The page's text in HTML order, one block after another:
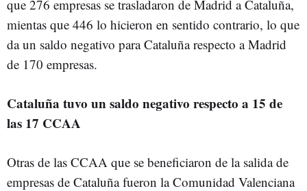
que 276 empresas se trasladaron de Madrid a Cataluña,
mientas que 446 lo hicieron en sentido contrario, lo que
da un saldo negativo para Cataluña respecto a Madrid
de 170 empresas.
Cataluña tuvo un saldo negativo respecto a 15 de
las 17 CCAA
Otras de las CCAA que se beneficiaron de la salida de
empresas de Cataluña fueron la Comunidad Valenciana